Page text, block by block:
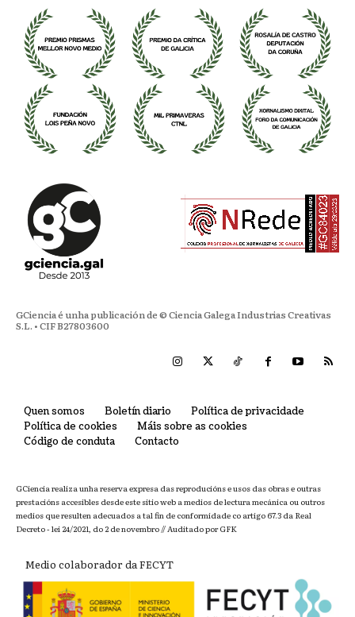
GCiencia é unha publicación de © Ciencia Galega Industrias Creativas
S.L. • CIF B27803600
Quen somos Boletín diario
Política de privacidade
Política de cookies
Máis sobre as cookies
Código de conduta
Contacto
GCiencia realiza unha reserva expresa das reproducións e usos das obras e outras
prestacións accesibles desde este sitio web a medios de lectura mecánica ou outros
medios que resulten adecuados a tal fin de conformidade co artigo 67.3 da Real
Decreto - lei 24/2021, do 2 de novembro // Auditado por GFK
Medio colaborador da FECYT